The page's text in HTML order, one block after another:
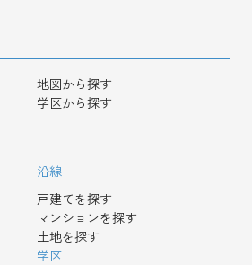
地図から探す
学区から探す
沿線
戸建てを探す
マンションを探す
土地を探す
学区